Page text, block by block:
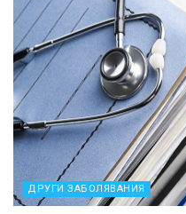
ДРУГИ ЗАБОЛЯВАНИЯ